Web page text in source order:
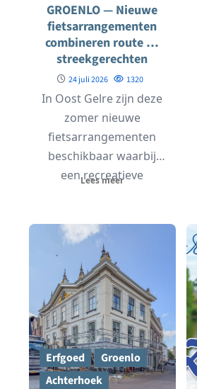
GROENLO — Nieuwe
fietsarrangementen
combineren route en
streekgerechten
24 juli 2026 1320
In Oost Gelre zijn deze
zomer nieuwe
fietsarrangementen
beschikbaar waarbij
een recreatieve
bezoek aan
verschillende...
Lees meer
Erfgoed
Groenlo
Achterhoek